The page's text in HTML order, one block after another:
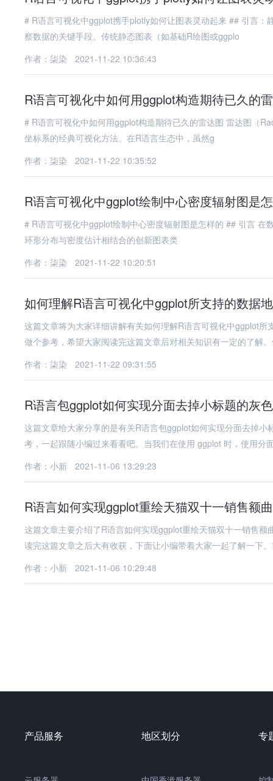
# R语言可视化中ggplot携手plotly如何让图表灵动起来 ## 引言：静态图表的局限与交互式可视化的崛起 在数据科学领域，可视化是洞
察数据的关键手段。传统静态图表（如基础R绘图或ggplo
作者：柒染
2021-11-22 10:36:43
R语言可视化中如何用ggplot构造期待已久的
# R语言可视化中如何用ggplot构造期待已久的雷达图 雷达图（Radar Chart）又称蜘蛛图（Spider Plot），是一种将多维数据映射到极
坐标系的经典可视化方法。在R语言生态中，虽然g
作者：柒染
2021-11-22 10:35:52
R语言可视化中ggplot绘制中心密度辐射图是
# R语言可视化中ggplot绘制中心密度辐射图是怎样的 ## 引言 在数据可视化领域，**中心密度辐射图**（Radial Density Plot）是一种将
环形分布与密度估计相结合的创新图表类
作者：柒染
2021-11-22 10:20:51
如何理解R语言可视化中ggplot所支持的数据
这篇文章将为大家详细讲解有关如何理解R语言可视化中ggplot
做个参考，希望大家阅读完这篇文章后对相关知识有一定的了解
作者：柒染
2021-11-22 09:31:55
R语言包ggplot如何实现分面去掉小标题的灰
这篇文章给大家分享的是有关R语言包ggplot如何实现分面去掉
考，一起跟随小编过来看看吧。当我们在使用 ggplot 时，使用分
作者：小新
2021-11-06 13:29:23
R语言如何实现ggplot重绘天猫双十一销售额
这篇文章主要介绍了R语言如何实现ggplot重绘天猫双十一销售
读完这篇文章之后大有收获，下面让小编带着大家一起了解一下
作者：小新
2021-11-06 10:29:48
产品服务 地区划分 专